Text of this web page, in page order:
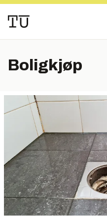
Boligkjøp